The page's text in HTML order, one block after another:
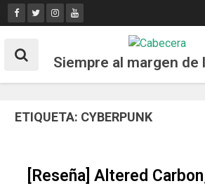
Skip
to
Siempre al margen de
ETIQUETA: CYBERPUNK
[Reseña] Altered